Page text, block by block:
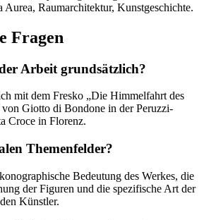
Raumarchitektur, Kunstgeschichte.
Fragen
Arbeit grundsätzlich?
mit dem Fresko „Die Himmelfahrt des
von Giotto di Bondone in der Peruzzi-
Croce in Florenz.
Themenfelder?
Bedeutung des Werkes, die
der Figuren und die spezifische Art der
Künstler.